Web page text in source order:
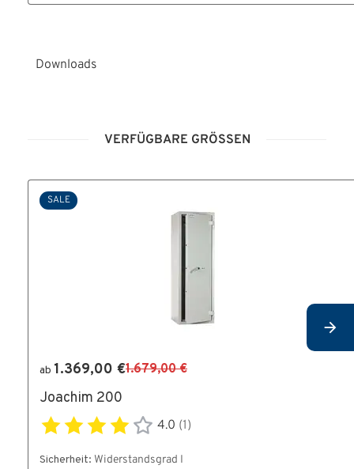
Downloads
VERFÜGBARE GRÖSSEN
SALE
ab 1.369,00 €1.679,00 €
Joachim 200
4.0 (1)
Sicherheit: Widerstandsgrad I